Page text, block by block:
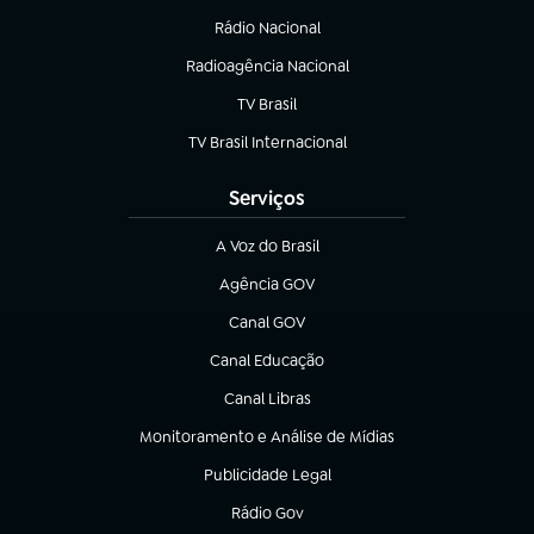
Rádio Nacional
Radioagência Nacional
(abre em nova aba)
TV Brasil
(abre em nova aba)
TV Brasil Internacional
(abre em nova aba)
Serviços
A Voz do Brasil
(abre em nova aba)
Agência GOV
(abre em nova aba)
Canal GOV
(abre em nova aba)
Canal Educação
(abre em nova aba)
Canal Libras
(abre em nova aba)
Monitoramento e Análise de Mídias
(abre em nova aba)
Publicidade Legal
(abre em nova aba)
Rádio Gov
(abre em nova aba)